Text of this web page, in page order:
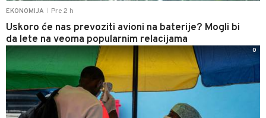
EKONOMIJA Pre 2 h
Uskoro će nas prevoziti avioni na baterije? Mogli bi
da lete na veoma popularnim relacijama
0